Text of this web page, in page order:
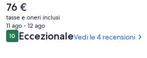
Il
prezzo
attuale
è
76 €
76 €
tasse e oneri inclusi
11 ago - 12 ago
Recensioni
1010 su 10
EccezionaleVedi le 4 recensioni